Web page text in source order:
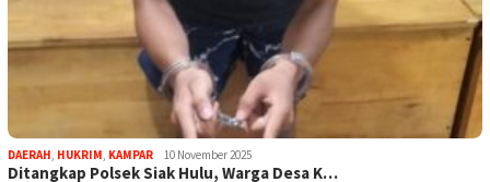
DAERAH, HUKRIM, KAMPAR 10 November 2025
Ditangkap Polsek Siak Hulu, Warga Desa K…